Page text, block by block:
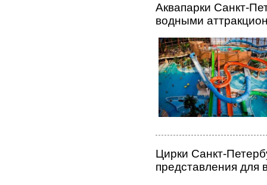
Аквапарки Санкт-
водными
Цирки Санкт-
представления для